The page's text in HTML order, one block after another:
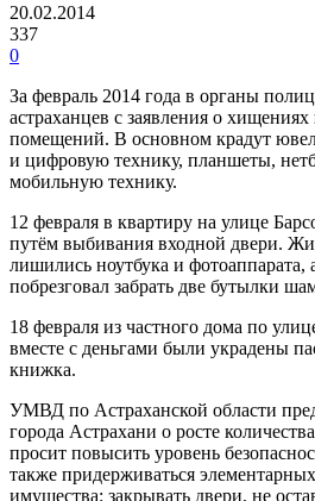
20.02.2014
337
0
За февраль 2014 года в органы
астраханцев с заявления о
помещений. В основном крадут
и цифровую технику, планшеты,
мобильную технику.
12 февраля в квартиру на улице
путём выбивания входной двери.
лишились ноутбука и фотоаппарата,
побрезговал забрать две бутылки
18 февраля из частного дома по
вместе с деньгами были украдены
книжка.
УМВД по Астраханской области
города Астрахани о росте
просит повысить уровень
также придерживаться
имущества: закрывать двери, не